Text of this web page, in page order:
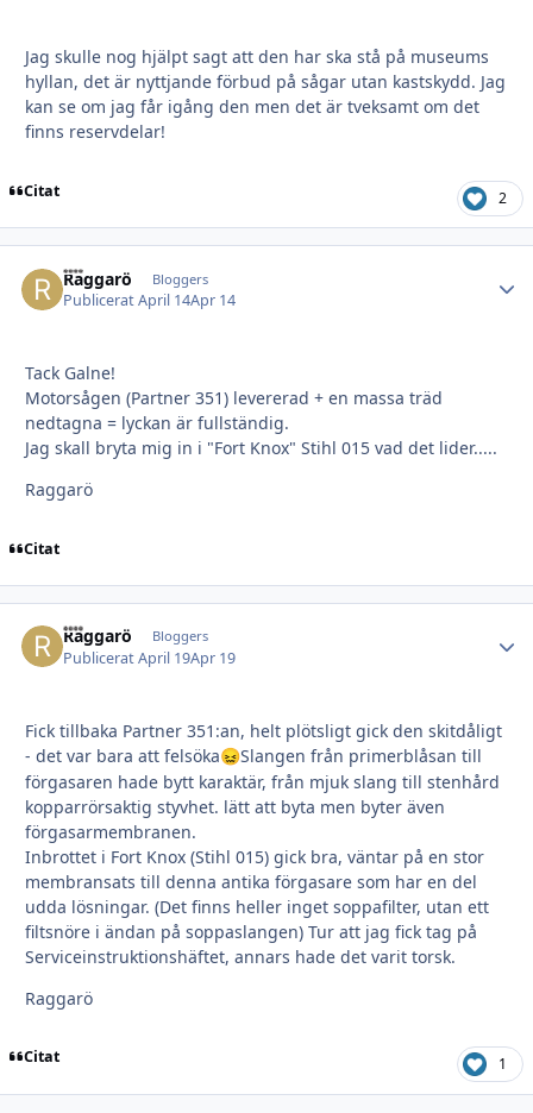
Jag skulle nog hjälpt sagt att den har ska stå på museums
hyllan, det är nyttjande förbud på sågar utan kastskydd. Jag
kan se om jag får igång den men det är tveksamt om det
finns reservdelar!
Citat 2
Raggarö Bloggers
PubliceratApril 14Apr 14
Tack Galne!
Motorsågen (Partner 351) levererad + en massa träd
nedtagna = lyckan är fullständig.
Jag skall bryta mig in i "Fort Knox" Stihl 015 vad det lider.....
Raggarö
Citat
Raggarö Bloggers
PubliceratApril 19Apr 19
Fick tillbaka Partner 351:an, helt plötsligt gick den skitdåligt
- det var bara att felsöka😖Slangen från primerblåsan till
förgasaren hade bytt karaktär, från mjuk slang till stenhård
kopparrörsaktig styvhet. lätt att byta men byter även
förgasarmembranen.
Inbrottet i Fort Knox (Stihl 015) gick bra, väntar på en stor
membransats till denna antika förgasare som har en del
udda lösningar. (Det finns heller inget soppafilter, utan ett
filtsnöre i ändan på soppaslangen) Tur att jag fick tag på
Serviceinstruktionshäftet, annars hade det varit torsk.
Raggarö
Citat 1